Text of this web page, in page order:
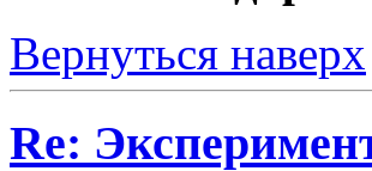
Вернуться наверх
Re: